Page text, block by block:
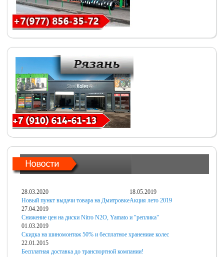
28.03.2020
Новый пункт выдачи товара на Дмитровке
18.05.2019
Акция лето 2019
27.04.2019
Снижение цен на диски Nitro N2O, Yamato и "реплика"
01.03.2019
Скидка на шиномонтаж 50% и бесплатное хранениие колес
22.01.2015
Бесплатная доставка до транспортной компании!